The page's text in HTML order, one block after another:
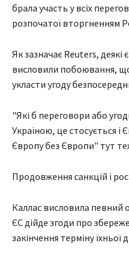
брала участь у всіх
розпочатої вторгненням
Як зазначає Reuters, деякі
висловили побоювання,
укласти угоду
"Які б переговори або
Україною, це стосується і
Європу без Європи" тут
Продовження санкцій і
Каллас висловила певний
ЄС дійде згоди про
закінчення терміну їхньої